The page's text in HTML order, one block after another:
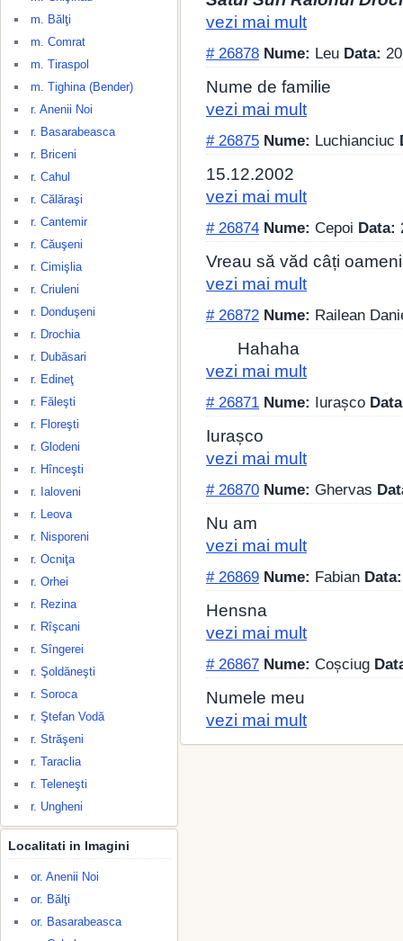
m. Bălţi
m. Comrat
m. Tiraspol
m. Tighina (Bender)
r. Anenii Noi
r. Basarabeasca
r. Briceni
r. Cahul
r. Călăraşi
r. Cantemir
r. Căuşeni
r. Cimişlia
r. Criuleni
r. Donduşeni
r. Drochia
r. Dubăsari
r. Edineţ
r. Făleşti
r. Floreşti
r. Glodeni
r. Hînceşti
r. Ialoveni
r. Leova
r. Nisporeni
r. Ocniţa
r. Orhei
r. Rezina
r. Rîşcani
r. Sîngerei
r. Şoldăneşti
r. Soroca
r. Ştefan Vodă
r. Străşeni
r. Taraclia
r. Teleneşti
r. Ungheni
Localitati in Imagini
or. Anenii Noi
or. Bălţi
or. Basarabeasca
vezi mai mult
# 26878 Nume: Leu Data:
Nume de familie
vezi mai mult
# 26875 Nume: Luchianciuc
15.12.2002
vezi mai mult
# 26874 Nume: Cepoi Data:
Vreau să văd câți
vezi mai mult
# 26872 Nume: Railean
Hahaha
vezi mai mult
# 26871 Nume: Iurașco
Iurașco
vezi mai mult
# 26870 Nume: Ghervas
Nu am
vezi mai mult
# 26869 Nume: Fabian Data:
Hensna
vezi mai mult
# 26867 Nume: Coșciug
Numele meu
vezi mai mult